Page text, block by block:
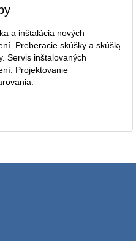
a inštalácia nových
Preberacie skúšky a skúšky
Servis inštalovaných
Projektovanie